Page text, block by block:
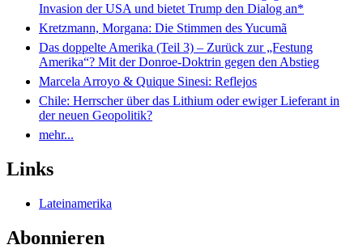
Invasion der USA und bietet Trump den Dialog an*
Kretzmann, Morgana: Die Stimmen des Yucumã
Das doppelte Amerika (Teil 3) – Zurück zur „Festung
Amerika“? Mit der Donroe-Doktrin gegen den Abstieg
Marcela Arroyo & Quique Sinesi: Reflejos
Chile: Herrscher über das Lithium oder ewiger Lieferant in
der neuen Geopolitik?
mehr...
Links
Lateinamerika
Abonnieren